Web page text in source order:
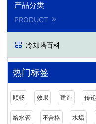
产品分类
PRODUCT
冷却塔百科
热门标签
顺畅 效果 建造 传递
给水管 不合格 水垢